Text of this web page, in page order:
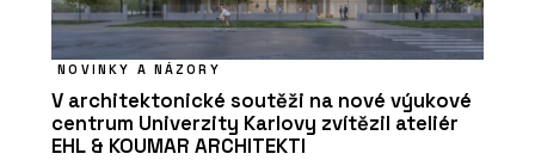
NOVINKY A NÁZORY
V architektonické soutěži na nové výukové
centrum Univerzity Karlovy zvítězil ateliér
EHL & KOUMAR ARCHITEKTI